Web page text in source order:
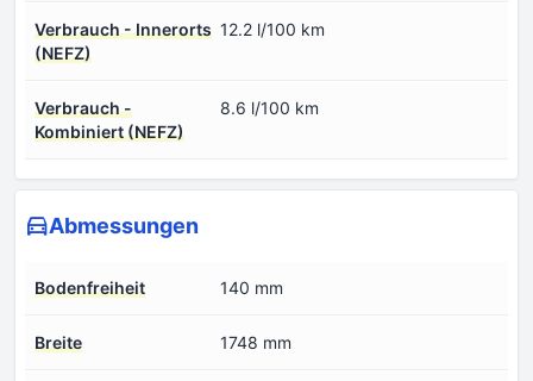
Verbrauch - Innerorts
(NEFZ)
12.2 l/100 km
Verbrauch -
Kombiniert (NEFZ)
8.6 l/100 km
Abmessungen
Bodenfreiheit 140 mm
Breite 1748 mm